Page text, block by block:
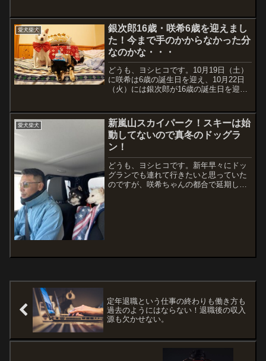
らないキャンプ場。まずはナウマン温泉
で受付です。上が帯広方...
愛犬柴犬
銀次郎16歳・咲希6歳を迎えまし
た！今まで手のかからなかった分
なのかな・・・
どうも、ヨシヒコです。10月19日（土）
に咲希は6歳の誕生日を迎え、10月22日
（火）には銀次郎が16歳の誕生日を迎え
うとするし、電話をしただけなのに誰か
が来ると勝手に...
愛犬柴犬
新嵐山スカイパーク！スキーは始
動してないので真冬のドッグラ
ン！
どうも、ヨシヒコです。新年早々にドッ
グランでも連れて行きたいと思っていた
のですが、咲希ちゃんの都合で延期して
定年退職という仕事の終わりも働き方も
過去のようにはならない！退職後の収入
源も欠かせない。